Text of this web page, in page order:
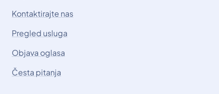
Kontaktirajte nas
Pregled usluga
Objava oglasa
Česta pitanja